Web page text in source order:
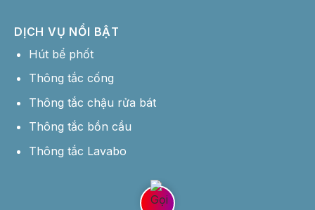
DỊCH VỤ NỔI BẬT
Hút bể phốt
Thông tắc cống
Thông tắc chậu rửa bát
Thông tắc bồn cầu
Thông tắc Lavabo